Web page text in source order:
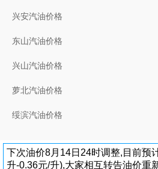
兴安汽油价格
东山汽油价格
兴山汽油价格
萝北汽油价格
绥滨汽油价格
下次油价8月14日24时调整,目前预
升-0.36元/升),大家相互转告油价重